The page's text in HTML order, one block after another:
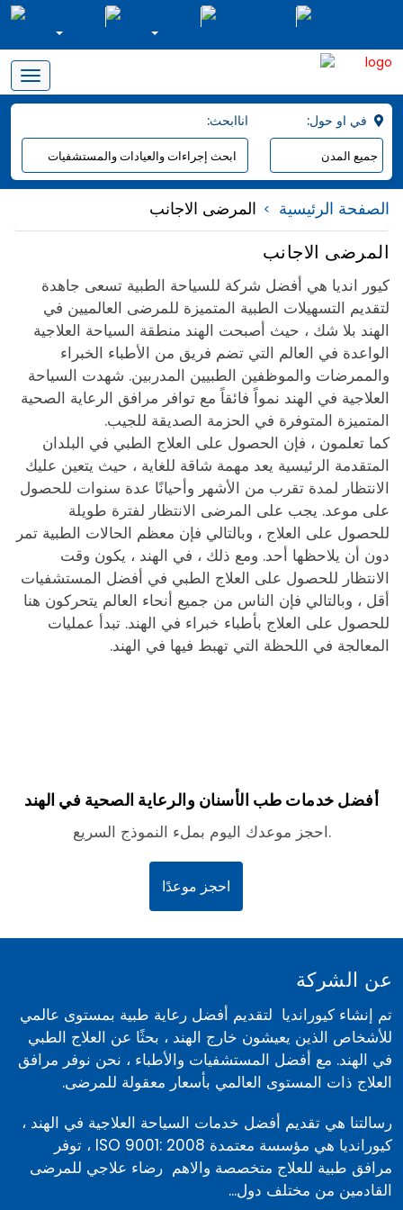
Toggle
navigation
:اناابحث
الصفحة الرئيسية المرضى الاجانب
المرضى الاجانب
كيور انديا هي أفضل شركة للسياحة الطبية تسعى جاهدة
لتقديم التسهيلات الطبية المتميزة للمرضى العالميين في
الهند بلا شك ، حيث أصبحت الهند منطقة السياحة العلاجية
الواعدة في العالم التي تضم فريق من الأطباء الخبراء
والممرضات والموظفين الطبيين المدربين. شهدت السياحة
العلاجية في الهند نمواً فائقاً مع توافر مرافق الرعاية الصحية
المتميزة المتوفرة في الحزمة الصديقة للجيب.
كما تعلمون ، فإن الحصول على العلاج الطبي في البلدان
المتقدمة الرئيسية يعد مهمة شاقة للغاية ، حيث يتعين عليك
الانتظار لمدة تقرب من الأشهر وأحيانًا عدة سنوات للحصول
على موعد. يجب على المرضى الانتظار لفترة طويلة
للحصول على العلاج ، وبالتالي فإن معظم الحالات الطبية تمر
دون أن يلاحظها أحد. ومع ذلك ، في الهند ، يكون وقت
الانتظار للحصول على العلاج الطبي في أفضل المستشفيات
أقل ، وبالتالي فإن الناس من جميع أنحاء العالم يتحركون هنا
للحصول على العلاج بأطباء خبراء في الهند. تبدأ عمليات
المعالجة في اللحظة التي تهبط فيها في الهند.
أفضل خدمات طب الأسنان والرعاية الصحية في الهند
احجز موعدك اليوم بملء النموذج السريع.
احجز موعدًا
عن الشركة
تم إنشاء كيورانديا لتقديم أفضل رعاية طبية بمستوى عالمي
للأشخاص الذين يعيشون خارج الهند ، بحثًا عن العلاج الطبي
في الهند. مع أفضل المستشفيات والأطباء ، نحن نوفر مرافق
العلاج ذات المستوى العالمي بأسعار معقولة للمرضى.
رسالتنا هي تقديم أفضل خدمات السياحة العلاجية في الهند ،
كيورانديا هي مؤسسة معتمدة ISO 9001: 2008 ، توفر
مرافق طبية للعلاج متخصصة والاهم رضاء علاجي للمرضى
القادمين من مختلف دول...